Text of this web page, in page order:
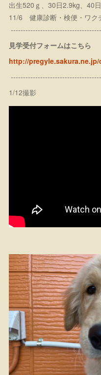
出生520ｇ、30日2.9kg、40
11/6 健康診断・検便・ワク
見学受付フォームはこちら
http://
1/12撮影